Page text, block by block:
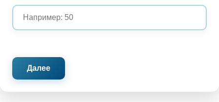
Далее